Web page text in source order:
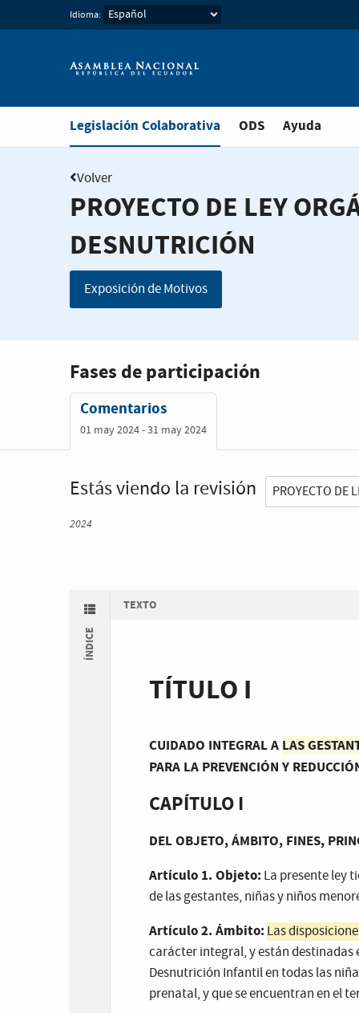
Idioma:
Estás en
Legislación Colaborativa ODS Ayuda
Volver
PROYECTO DE LEY
DESNUTRICIÓN
Exposición de Motivos
Fases de participación
Comentarios
01 may 2024 - 31 may 2024
Estás viendo la revisión
2024
ÍNDICE
TEXTO
TÍTULO I
CUIDADO INTEGRAL A LAS
PARA LA PREVENCIÓN Y
CAPÍTULO I
DEL OBJETO, ÁMBITO, FINES,
Artículo 1. Objeto: La presente ley
de las gestantes, niñas y niños
Artículo 2. Ámbito: Las
carácter integral, y están destinadas
Desnutrición Infantil en todas las
prenatal, y que se encuentran en el